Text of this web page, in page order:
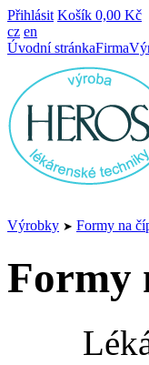
Přihlásit Košík 0,00 Kč
cz en
Úvodní stránkaFirma
Výrobky ➤ Formy na
Formy